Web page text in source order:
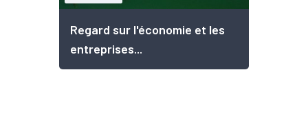
Regard sur l'économie et les
entreprises...